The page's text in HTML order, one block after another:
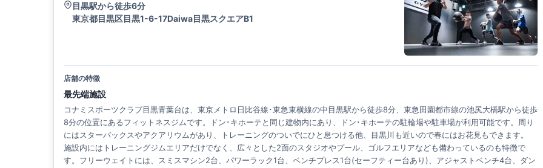
目黒駅から徒歩6分
東京都目黒区目黒1-6-17Daiwa目黒スクエアB1
店舗の特徴
最先端施設
コナミスポーツクラブ目黒青葉台は、東京メトロ日比谷線･東急東横線の中目黒駅から徒歩8分、東急田園都市線の池尻大橋駅から徒歩
8分の位置にあるフィットネスジムです。ドン･キホーテと同じ建物内にあり、ドン･キホーテの駐輪場や駐車場が利用可能です。周り
にはスターバックスやアクアリウムがあり、トレーニングのついでにひと息つける他、目黒川も近いので春にはお花見もできます。
施設内にはトレーニングジムエリアだけでなく、広々とした2面のスタジオやプール、ゴルフエリアなども備わっているのも特徴で
す。フリーウェイトには、スミスマシン2台、パワーラック1台、ベンチプレス1台(セーフティー台あり)、アジャストベンチ4台、ダン